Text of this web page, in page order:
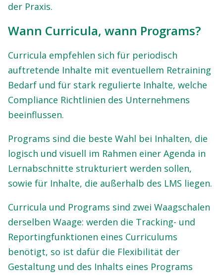
der Praxis.
Wann Curricula, wann Programs?
Curricula empfehlen sich für periodisch
auftretende Inhalte mit eventuellem Retraining
Bedarf und für stark regulierte Inhalte, welche
Compliance Richtlinien des Unternehmens
beeinflussen.
Programs sind die beste Wahl bei Inhalten, die
logisch und visuell im Rahmen einer Agenda in
Lernabschnitte strukturiert werden sollen,
sowie für Inhalte, die außerhalb des LMS liegen.
Curricula und Programs sind zwei Waagschalen
derselben Waage: werden die Tracking- und
Reportingfunktionen eines Curriculums
benötigt, so ist dafür die Flexibilität der
Gestaltung und des Inhalts eines Programs